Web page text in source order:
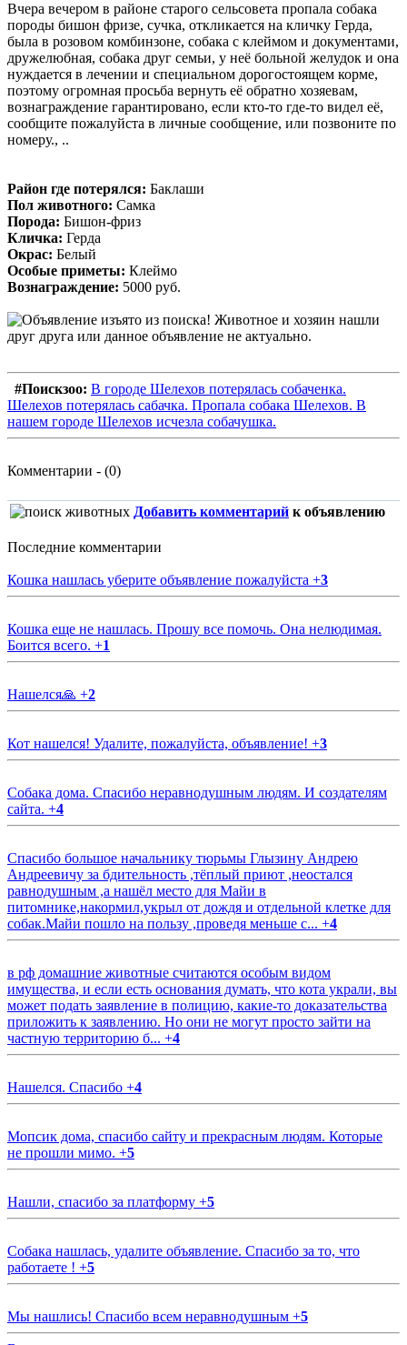
Вчера вечером в районе старого сельсовета пропала собака
породы бишон фризе, сучка, откликается на кличку Герда,
была в розовом комбинзоне, собака с клеймом и документами,
дружелюбная, собака друг семьи, у неё больной желудок и она
нуждается в лечении и специальном дорогостоящем корме,
поэтому огромная просьба вернуть её обратно хозяевам,
вознаграждение гарантировано, если кто-то где-то видел её,
сообщите пожалуйста в личные сообщение, или позвоните по
номеру., ..
Район где потерялся: Баклаши
Пол животного: Самка
Порода: Бишон-фриз
Кличка: Герда
Окрас: Белый
Особые приметы: Клеймо
Вознаграждение: 5000 руб.
#Поискзоо: В городе Шелехов потерялась собаченка.
Шелехов потерялась сабачка. Пропала собака Шелехов. В
нашем городе Шелехов исчезла собачушка.
Комментарии - (0)
Добавить комментарий к объявлению
Последние комментарии
Кошка нашлась уберите объявление пожалуйста +3
Кошка еще не нашлась. Прошу все помочь. Она нелюдимая.
Боится всего. +1
Нашелся🙏 +2
Кот нашелся! Удалите, пожалуйста, объявление! +3
Собака дома. Спасибо неравнодушным людям. И создателям
сайта. +4
Спасибо большое начальнику тюрьмы Глызину Андрею
Андреевичу за бдительность ,тёплый приют ,неостался
равнодушным ,а нашёл место для Майи в
питомнике,накормил,укрыл от дождя и отдельной клетке для
собак.Майи пошло на пользу ,проведя меньше с... +4
в рф домашние животные считаются особым видом
имущества, и если есть основания думать, что кота украли, вы
может подать заявление в полицию, какие-то доказательства
приложить к заявлению. Но они не могут просто зайти на
частную территорию б... +4
Нашелся. Спасибо +4
Мопсик дома, спасибо сайту и прекрасным людям. Которые
не прошли мимо. +5
Нашли, спасибо за платформу +5
Собака нашлась, удалите объявление. Спасибо за то, что
работаете ! +5
Мы нашлись! Спасибо всем неравнодушным +5